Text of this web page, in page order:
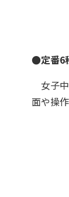
●定番6
女子
面や操